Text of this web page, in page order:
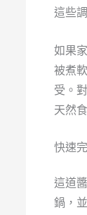
這些
如果
被煮
受。
天然
快速
這道
鍋，